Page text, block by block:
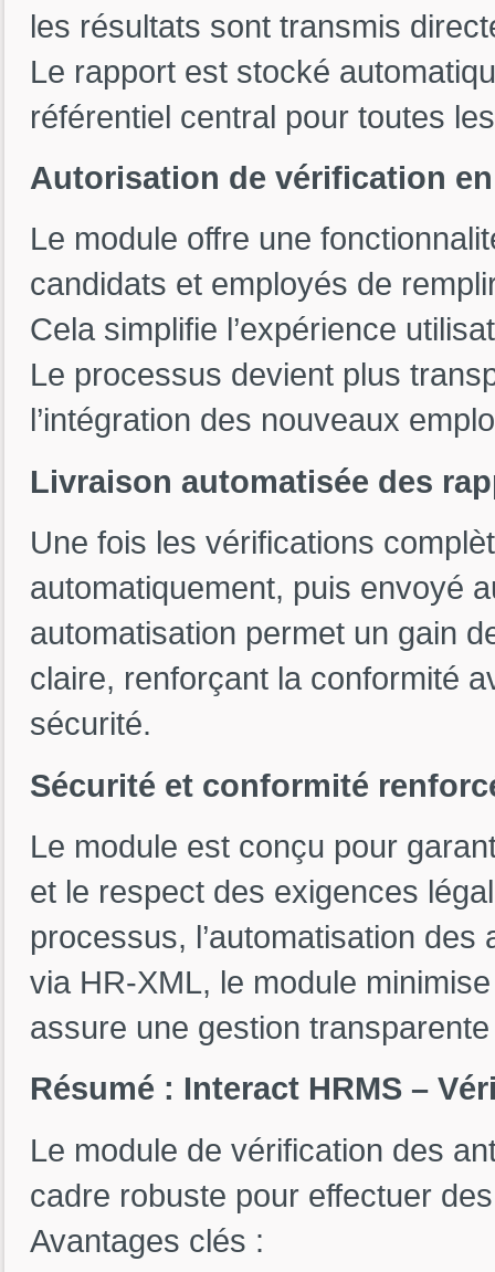
les résultats sont transmis
Le rapport est stocké
référentiel central pour toutes
Autorisation de vérification
Le module offre une
candidats et employés de
Cela simplifie l’expérience
Le processus devient plus
l’intégration des nouveaux
Livraison automatisée des
Une fois les vérifications
automatiquement, puis envoyé
automatisation permet un gain
claire, renforçant la conformité
sécurité.
Sécurité et conformité
Le module est conçu pour
et le respect des exigences
processus, l’automatisation
via HR-XML, le module
assure une gestion
Résumé : Interact HRMS –
Le module de vérification des
cadre robuste pour effectuer
Avantages clés :